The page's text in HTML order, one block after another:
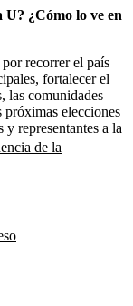
¿Cómo lo ve en
recorrer el país
fortalecer el
las comunidades
elecciones
representantes a la
de la